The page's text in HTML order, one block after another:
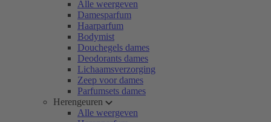
Alle weergeven
Damesparfum
Haarparfum
Bodymist
Douchegels dames
Deodorants dames
Lichaamsverzorging
Zeep voor dames
Parfumsets dames
Herengeuren
Alle weergeven